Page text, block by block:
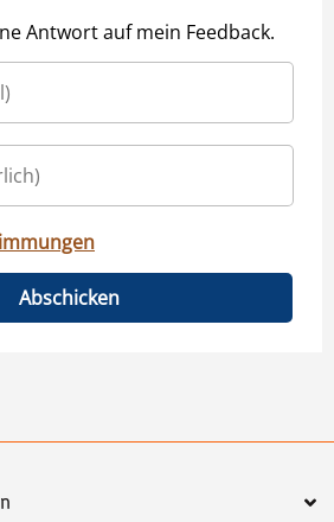
Antwort auf mein Feedback.
Abschicken